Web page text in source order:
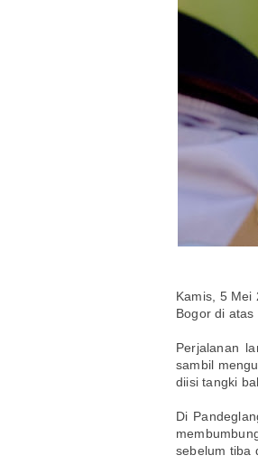
Kamis, 5 Mei
Bogor di
Perjalanan
sambil
diisi tangki
Di
sebelum tiba